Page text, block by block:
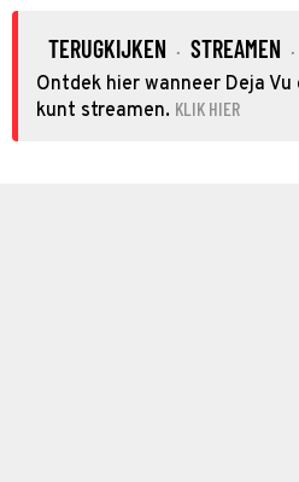
TERUGKIJKEN · STREAMEN ·
Ontdek hier wanneer Deja
kunt streamen. KLIK HIER